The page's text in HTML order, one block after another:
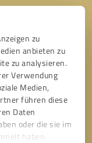
zu
anbieten zu
zu analysieren.
Verwendung
Medien,
führen diese
Daten
oder die sie im
haben.